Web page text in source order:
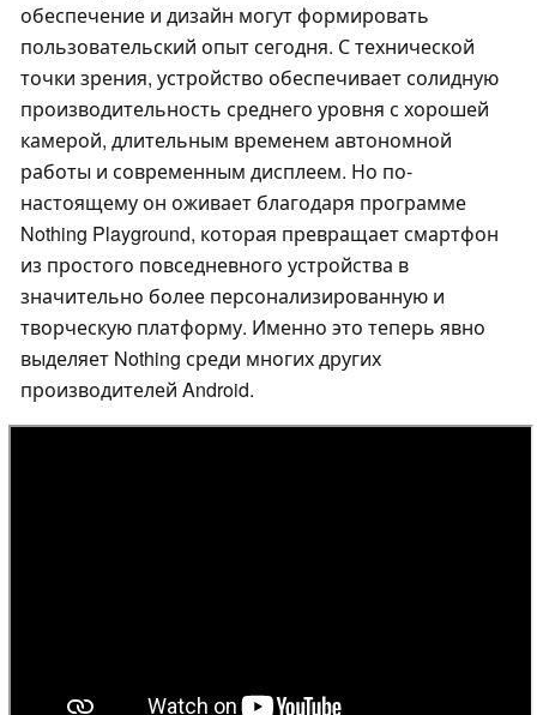
обеспечение и дизайн могут формировать
пользовательский опыт сегодня. С технической
точки зрения, устройство обеспечивает солидную
производительность среднего уровня с хорошей
камерой, длительным временем автономной
работы и современным дисплеем. Но по-
настоящему он оживает благодаря программе
Nothing Playground, которая превращает смартфон
из простого повседневного устройства в
значительно более персонализированную и
творческую платформу. Именно это теперь явно
выделяет Nothing среди многих других
производителей Android.